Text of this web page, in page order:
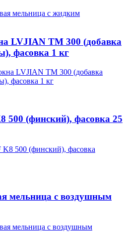
LVJIAN TM 300 (добавка
фасовка 1 кг
500 (финский), фасовка 25
мельница с воздушным